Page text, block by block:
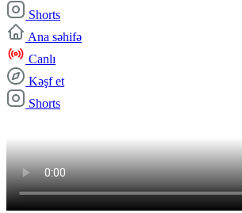
Shorts
Ana səhifə
Canlı
Kəşf et
Shorts